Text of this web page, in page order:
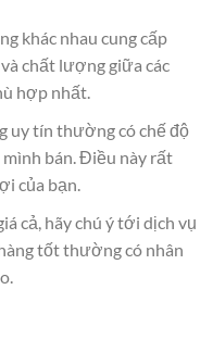
khác nhau cung cấp
chất lượng giữa các
hợp nhất.
uy tín thường có chế độ
mình bán. Điều này rất
của bạn.
cả, hãy chú ý tới dịch vụ
tốt thường có nhân